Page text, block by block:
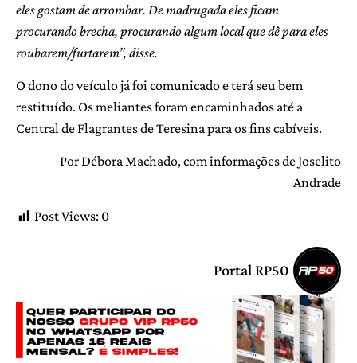
eles gostam de arrombar. De madrugada eles ficam
procurando brecha, procurando algum local que dê para eles
roubarem/furtarem”, disse.
O dono do veículo já foi comunicado e terá seu bem
restituído. Os meliantes foram encaminhados até a
Central de Flagrantes de Teresina para os fins cabíveis.
Por Débora Machado, com informações de Joselito
Andrade
Post Views: 0
Portal RP50